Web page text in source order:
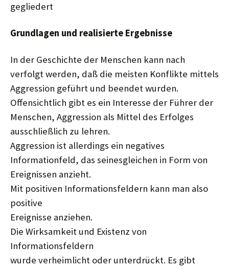
gegliedert
Grundlagen und realisierte Ergebnisse
In der Geschichte der Menschen kann nach
verfolgt werden, daß die meisten Konflikte mittels
Aggression geführt und beendet wurden.
Offensichtlich gibt es ein Interesse der Führer der
Menschen, Aggression als Mittel des Erfolges
ausschließlich zu lehren.
Aggression ist allerdings ein negatives
Informationfeld, das seinesgleichen in Form von
Ereignissen anzieht.
Mit positiven Informationsfeldern kann man also
positive
Ereignisse anziehen.
Die Wirksamkeit und Existenz von
Informationsfeldern
wurde verheimlicht oder unterdrückt. Es gibt